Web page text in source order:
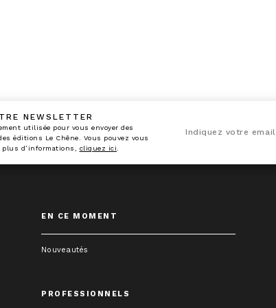
NEWSLETTER
utilisée pour vous envoyer des
éditions Le Chêne. Vous pouvez vous
d’informations, cliquez ici
Indiquez votre email
EN CE MOMENT
Nouveautés
PROFESSIONNELS